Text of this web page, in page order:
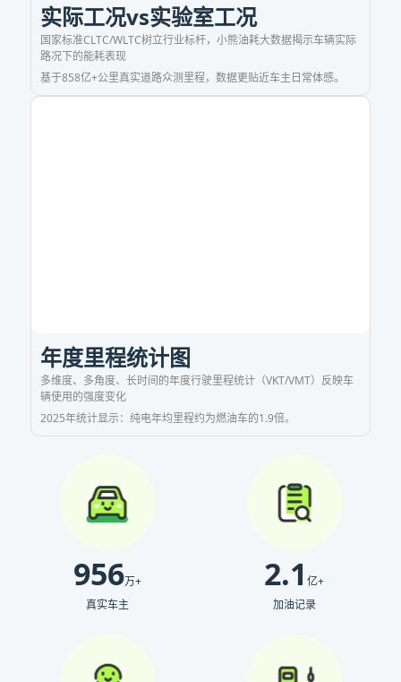
实际工况vs实验室工况
国家标准CLTC/WLTC树立行业标杆，小熊油耗大数据揭示车辆实际
路况下的能耗表现
基于858亿+公里真实道路众测里程，数据更贴近车主日常体感。
年度里程统计图
多维度、多角度、长时间的年度行驶里程统计（VKT/VMT）反映车
辆使用的强度变化
2025年统计显示：纯电年均里程约为燃油车的1.9倍。
956万+
真实车主
2.1 亿+
加油记录